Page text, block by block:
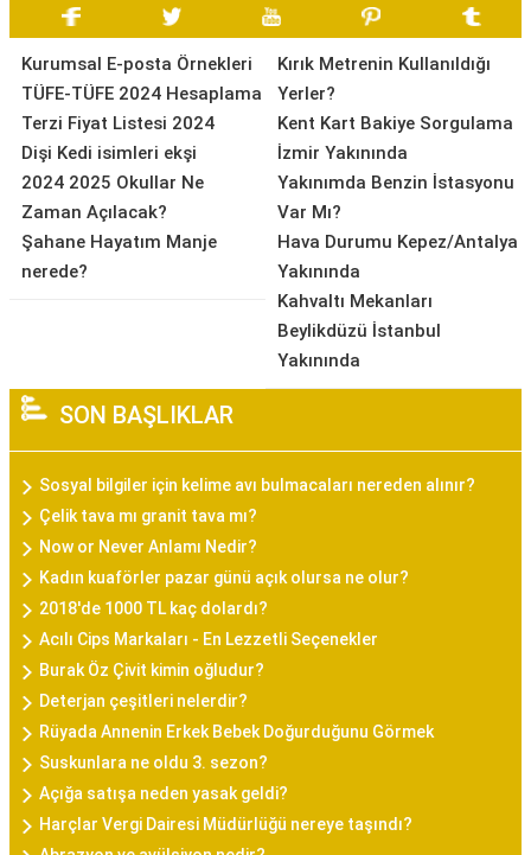
Kurumsal E-posta Örnekleri
TÜFE-TÜFE 2024 Hesaplama
Terzi Fiyat Listesi 2024
Dişi Kedi isimleri ekşi
2024 2025 Okullar Ne
Zaman Açılacak?
Şahane Hayatım Manje
nerede?
Kırık Metrenin Kullanıldığı
Yerler?
Kent Kart Bakiye Sorgulama
İzmir Yakınında
Yakınımda Benzin İstasyonu
Var Mı?
Hava Durumu Kepez/Antalya
Yakınında
Kahvaltı Mekanları
Beylikdüzü İstanbul
Yakınında
SON BAŞLIKLAR
Sosyal bilgiler için kelime avı bulmacaları nereden alınır?
Çelik tava mı granit tava mı?
Now or Never Anlamı Nedir?
Kadın kuaförler pazar günü açık olursa ne olur?
2018'de 1000 TL kaç dolardı?
Acılı Cips Markaları - En Lezzetli Seçenekler
Burak Öz Çivit kimin oğludur?
Deterjan çeşitleri nelerdir?
Rüyada Annenin Erkek Bebek Doğurduğunu Görmek
Suskunlara ne oldu 3. sezon?
Açığa satışa neden yasak geldi?
Harçlar Vergi Dairesi Müdürlüğü nereye taşındı?